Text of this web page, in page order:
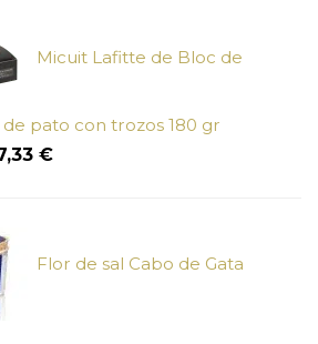
Micuit Lafitte de Bloc de
de pato con trozos 180 gr
€.
€El
Flor de sal Cabo de Gata